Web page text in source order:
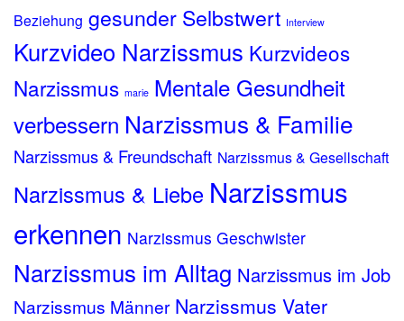
Beziehung gesunder Selbstwert Interview
Kurzvideo Narzissmus Kurzvideos
Narzissmus marie Mentale Gesundheit
verbessern Narzissmus & Familie
Narzissmus & Freundschaft Narzissmus & Gesellschaft
Narzissmus & Liebe Narzissmus
erkennen Narzissmus Geschwister
Narzissmus im Alltag Narzissmus im Job
Narzissmus Männer Narzissmus Vater